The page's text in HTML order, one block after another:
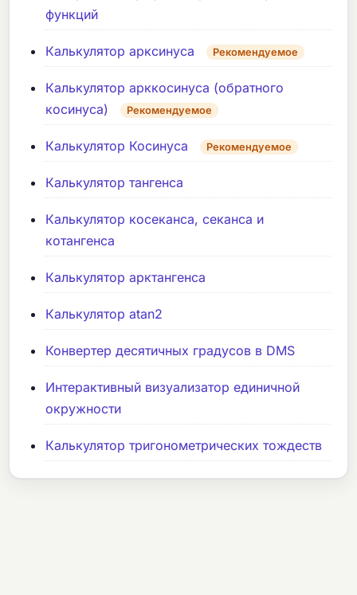
функций
Калькулятор арксинуса Рекомендуемое
Калькулятор арккосинуса (обратного
косинуса)
Рекомендуемое
Калькулятор Косинуса Рекомендуемое
Калькулятор тангенса
Калькулятор косеканса, секанса и
котангенса
Калькулятор арктангенса
Калькулятор atan2
Конвертер десятичных градусов в DMS
Интерактивный визуализатор единичной
окружности
Калькулятор тригонометрических тождеств